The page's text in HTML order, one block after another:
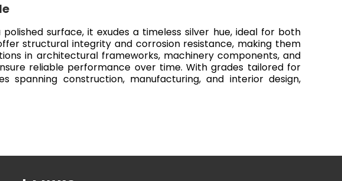
surface, it exudes a timeless silver hue, ideal for both
structural integrity and corrosion resistance, making them
in architectural frameworks, machinery components, and
reliable performance over time. With grades tailored for
spanning construction, manufacturing, and interior design,